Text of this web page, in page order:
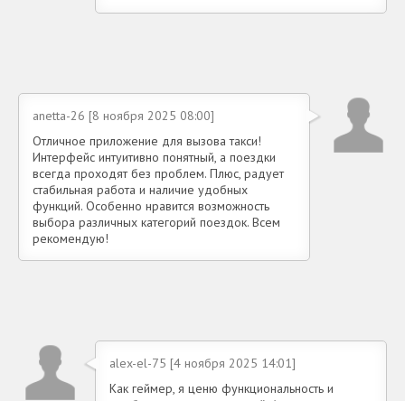
anetta-26 [8 ноября 2025 08:00]
Отличное приложение для вызова такси!
Интерфейс интуитивно понятный, а поездки
всегда проходят без проблем. Плюс, радует
стабильная работа и наличие удобных
функций. Особенно нравится возможность
выбора различных категорий поездок. Всем
рекомендую!
alex-el-75 [4 ноября 2025 14:01]
Как геймер, я ценю функциональность и